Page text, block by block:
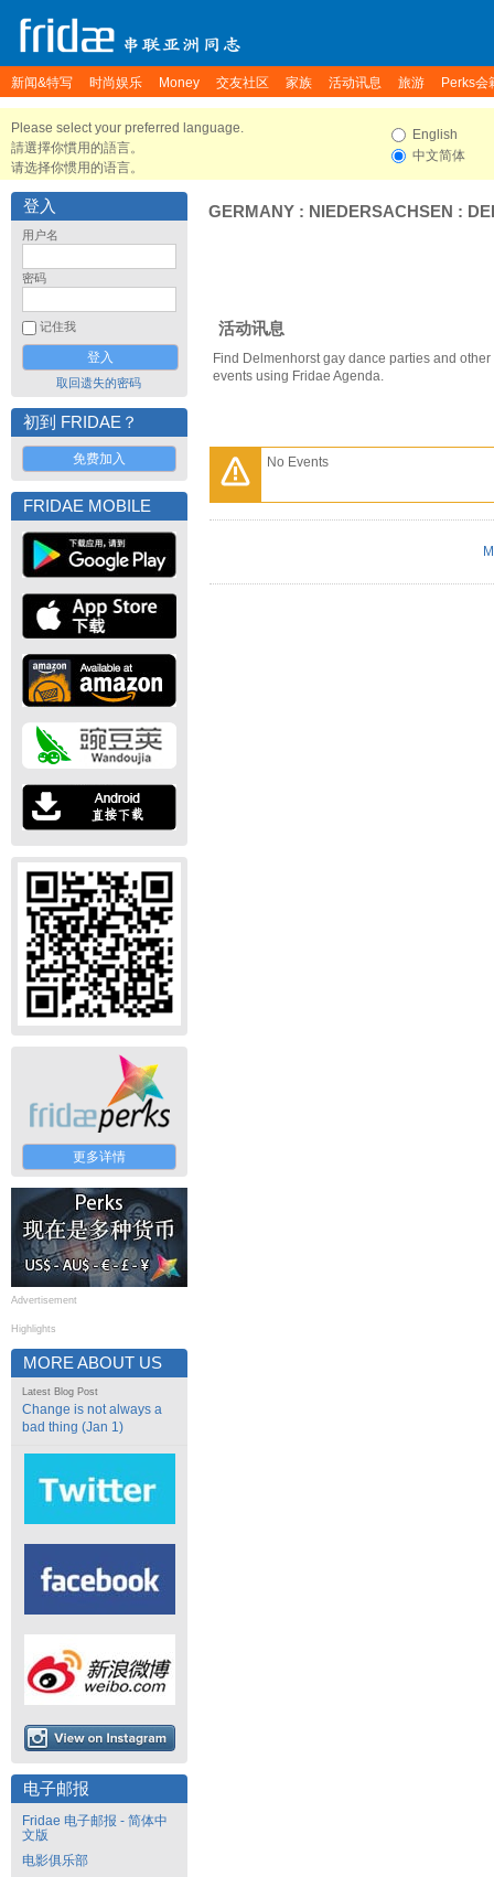
新闻&特写 时尚娱乐 Money 交友社区 家族 活动讯息 旅游 Perks会
Please select your preferred language.
請選擇你慣用的語言。
请选择你惯用的语言。
English
中文简体
登入
用户名
密码
记住我
取回遗失的密码
初到 FRIDAE？
免费加入
FRIDAE MOBILE
更多详情
Advertisement
Highlights
MORE ABOUT US
Latest Blog Post
Change is not always a
bad thing (Jan 1)
电子邮报
Fridae 电子邮报 - 简体中
文版
电影俱乐部
GERMANY : NIEDERSACHSEN :
活动讯息
Find Delmenhorst gay dance parties and
events using Fridae Agenda.
No Events